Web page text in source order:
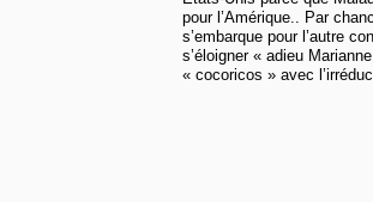
pour l’Amérique.. Par
s’embarque pour l’autre
s’éloigner « adieu
« cocoricos » avec